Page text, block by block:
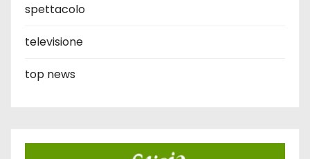
spettacolo
televisione
top news